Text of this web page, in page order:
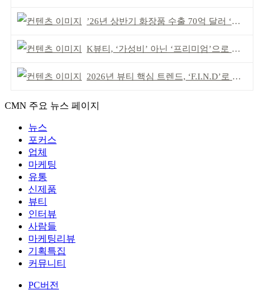
’26년 상반기 화장품 수출 70억 달러 ‘역대 최고’
K뷰티, ‘가성비’ 아닌 ‘프리미엄’으로 승부걸어야
2026년 뷰티 핵심 트렌드, ‘F.I.N.D’로 읽는다
CMN 주요 뉴스 페이지
뉴스
포커스
업체
마케팅
유통
신제품
뷰티
인터뷰
사람들
마케팅리뷰
기획특집
커뮤니티
PC버전